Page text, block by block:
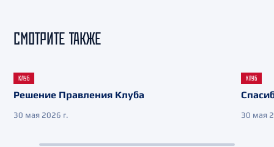
СМОТРИТЕ ТАКЖЕ
КЛУБ
Решение Правления Клуба
30 мая 2026 г.
КЛУБ
30 мая